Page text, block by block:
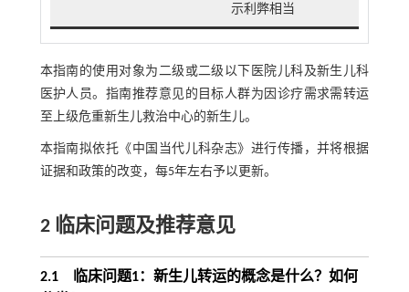
示利弊相当
本指南的使用对象为二级或二级以下医院儿科及新生儿科
医护人员。指南推荐意见的目标人群为因诊疗需求需转运
至上级危重新生儿救治中心的新生儿。
本指南拟依托《中国当代儿科杂志》进行传播，并将根据
证据和政策的改变，每5年左右予以更新。
2 临床问题及推荐意见
2.1 临床问题1：新生儿转运的概念是什么？如何